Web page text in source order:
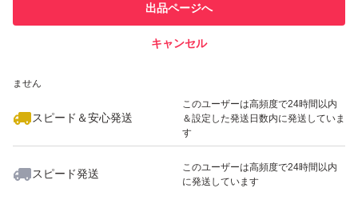
での取引実績があります
ません
スピード＆安心発送
このユーザーは高頻度で24時間以内
＆設定した発送日数内に発送していま
す
スピード発送
このユーザーは高頻度で24時間以内
に発送しています
出品ページへ
キャンセル
いいね！
1,000